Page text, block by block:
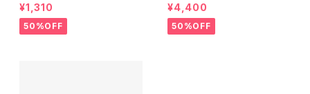
¥1,310
50%OFF
¥4,400
50%OFF